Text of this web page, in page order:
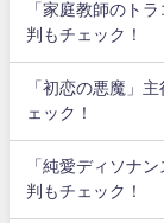
「家庭教師のト
判もチェック！
「初恋の悪魔」
ェック！
「純愛ディソナ
判もチェック！